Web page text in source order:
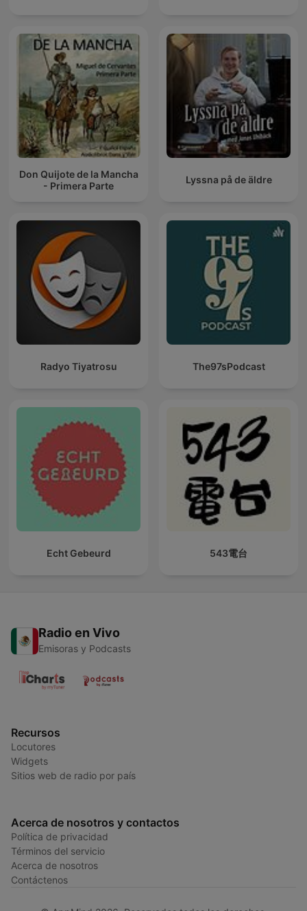
Don Quijote de la Mancha
- Primera Parte
Lyssna på de äldre
Radyo Tiyatrosu The97sPodcast
Echt Gebeurd 543電台
Radio en Vivo
Emisoras y Podcasts
Recursos
Locutores
Widgets
Sitios web de radio por país
Acerca de nosotros y contactos
Política de privacidad
Términos del servicio
Acerca de nosotros
Contáctenos